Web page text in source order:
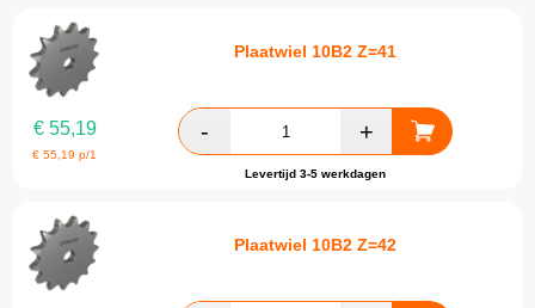
Plaatwiel 10B2 Z=41
€55,19
€55,19 p/1
Levertijd 3-5 werkdagen
Plaatwiel 10B2 Z=42